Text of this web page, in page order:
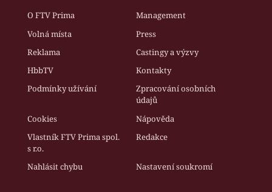
O FTV Prima
Management
Volná místa
Press
Reklama
Castingy a výzvy
HbbTV
Kontakty
Podmínky užívání
Zpracování osobních
údajů
Cookies
Nápověda
Vlastník FTV Prima spol.
s r.o.
Redakce
Nahlásit chybu Nastavení soukromí